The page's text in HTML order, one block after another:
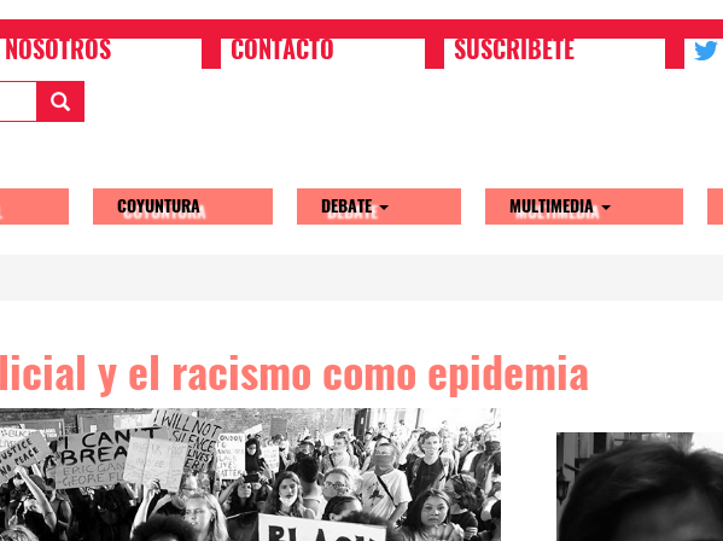
NOSOTROS CONTACTO SUSCRIBETE
COYUNTURA DEBATE MULTIMEDIA
y el racismo como epidemia